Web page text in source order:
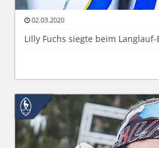
02.03.2020
Lilly Fuchs siegte beim Langlauf-